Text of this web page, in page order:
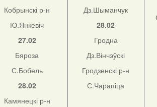
Кобрынскі р-н
Ю.Янкевіч
27.02
Бяроза
С.Бобель
28.02
Камянецкі р-н
Дз.Шыманчук
28.02
Гродна
Дз.Вінчэўскі
Гродзенскі р-н
С.Чарапіца